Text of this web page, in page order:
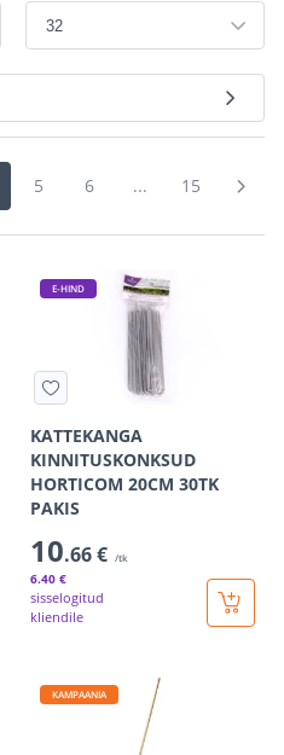
5 6 ... 15
E-HIND
KATTEKANGA
KINNITUSKONKSUD
HORTICOM 20CM 30TK
PAKIS
10.66 € /tk
6.40 €
sisselogitud
kliendile
KAMPAANIA